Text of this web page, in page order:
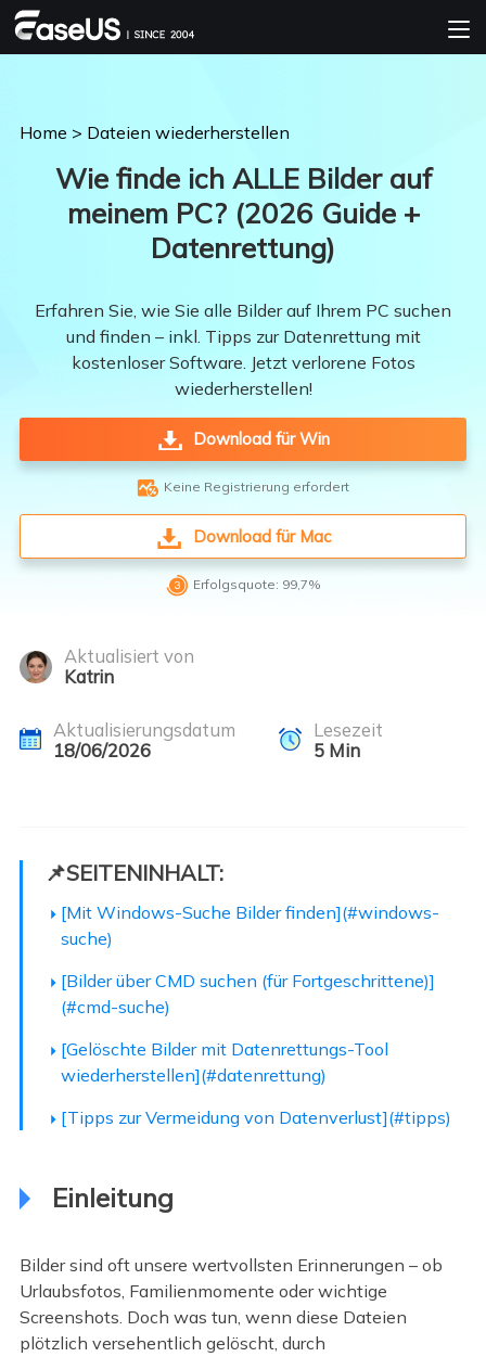
Home > Dateien wiederherstellen
Wie finde ich ALLE Bilder auf
meinem PC? (2026 Guide +
Datenrettung)
Erfahren Sie, wie Sie alle Bilder auf Ihrem PC suchen
und finden – inkl. Tipps zur Datenrettung mit
kostenloser Software. Jetzt verlorene Fotos
wiederherstellen!
Download für Win
 Keine Registrierung erfordert
Download für Mac
 Erfolgsquote: 99,7%
Aktualisiert von
Katrin
Aktualisierungsdatum
18/06/2026
Lesezeit
5Min
📌SEITENINHALT:
[Mit Windows-Suche Bilder finden](#windows-
suche)
[Bilder über CMD suchen (für Fortgeschrittene)]
(#cmd-suche)
[Gelöschte Bilder mit Datenrettungs-Tool
wiederherstellen](#datenrettung)
[Tipps zur Vermeidung von Datenverlust](#tipps)
Einleitung
Bilder sind oft unsere wertvollsten Erinnerungen – ob
Urlaubsfotos, Familienmomente oder wichtige
Screenshots. Doch was tun, wenn diese Dateien
plötzlich versehentlich gelöscht, durch